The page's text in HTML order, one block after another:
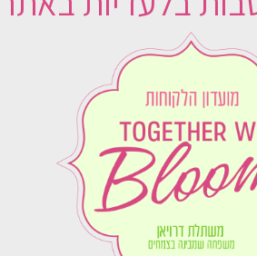
כלי עבודה לילדים
21.00
בחירת אפשרויות